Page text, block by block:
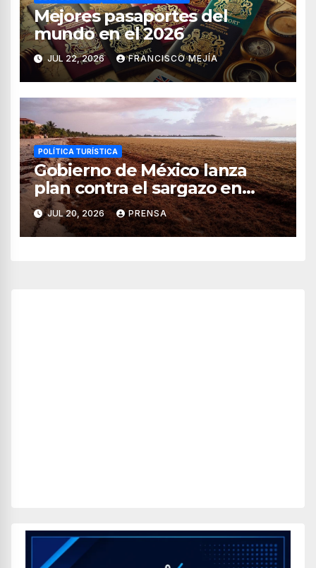
Mejores pasaportes del
mundo en el 2026
JUL 22, 2026 FRANCISCO MEJÍA
POLÍTICA TURÍSTICA
Gobierno de México lanza
plan contra el sargazo en
playas de Quintana Roo
JUL 20, 2026 PRENSA